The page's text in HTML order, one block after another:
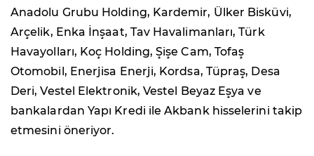
Anadolu Grubu Holding, Kardemir, Ülker Bisküvi,
Arçelik, Enka İnşaat, Tav Havalimanları, Türk
Havayolları, Koç Holding, Şişe Cam, Tofaş
Otomobil, Enerjisa Enerji, Kordsa, Tüpraş, Desa
Deri, Vestel Elektronik, Vestel Beyaz Eşya ve
bankalardan Yapı Kredi ile Akbank hisselerini takip
etmesini öneriyor.